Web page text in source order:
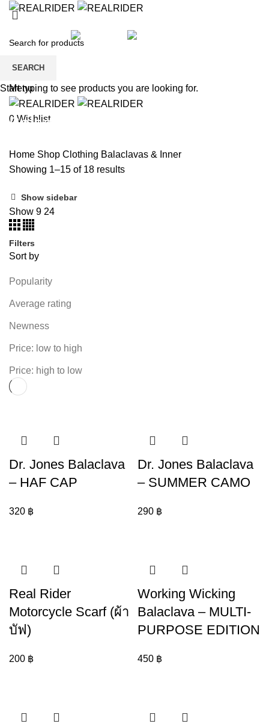
Wishlist
Menu
0 Wishlist
Balaclavas & Inner
Home Shop Clothing Balaclavas & Inner
Showing 1–15 of 18 results
Show sidebar
Show 9 24
Filters
Sort by
Popularity
Average rating
Newness
Price: low to high
Price: high to low
Dr. Jones Balaclava
– HAF CAP
320 ฿
Dr. Jones Balaclava
– SUMMER CAMO
290 ฿
Real Rider
Motorcycle Scarf (ผ้า
บัฟ)
200 ฿
Working Wicking
Balaclava – MULTI-
PURPOSE EDITION
450 ฿
SEARCH
Start typing to see products you are looking for.